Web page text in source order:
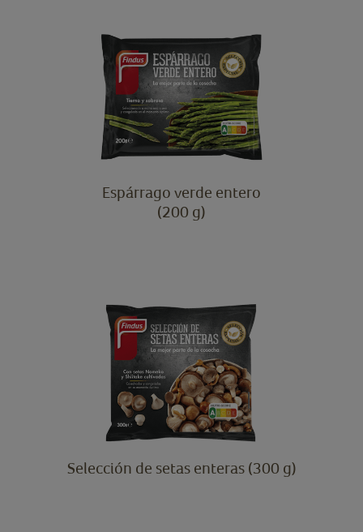
Espárrago verde entero
(200 g)
Selección de setas enteras (300 g)